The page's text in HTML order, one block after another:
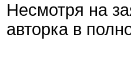
Несмотря на
авторка в